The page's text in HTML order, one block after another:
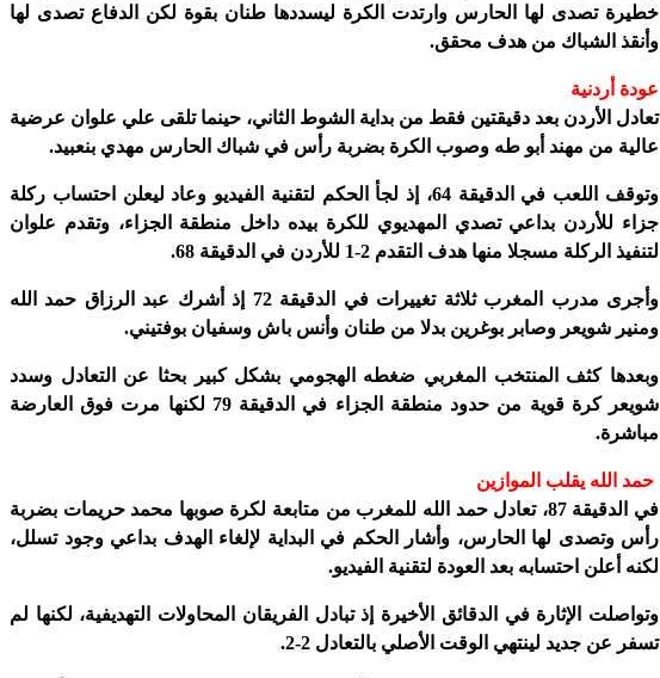
خطيرة تصدى لها الحارس وارتدت الكرة ليسددها طنان بقوة لكن الدفاع تصدى لها
وأنقذ الشباك من هدف محقق.
عودة أردنية
تعادل الأردن بعد دقيقتين فقط من بداية الشوط الثاني، حينما تلقى علي علوان عرضية
عالية من مهند أبو طه وصوب الكرة بضربة رأس في شباك الحارس مهدي بنعبيد.
وتوقف اللعب في الدقيقة 64، إذ لجأ الحكم لتقنية الفيديو وعاد ليعلن احتساب ركلة
جزاء للأردن بداعي تصدي المهديوي للكرة بيده داخل منطقة الجزاء، وتقدم علوان
لتنفيذ الركلة مسجلا منها هدف التقدم 2-1 للأردن في الدقيقة 68.
وأجرى مدرب المغرب ثلاثة تغييرات في الدقيقة 72 إذ أشرك عبد الرزاق حمد الله
ومنير شويعر وصابر بوغرين بدلا من طنان وأنس باش وسفيان بوفتيني.
وبعدها كثف المنتخب المغربي ضغطه الهجومي بشكل كبير بحثا عن التعادل وسدد
شويعر كرة قوية من حدود منطقة الجزاء في الدقيقة 79 لكنها مرت فوق العارضة
مباشرة.
حمد الله يقلب الموازين
في الدقيقة 87، تعادل حمد الله للمغرب من متابعة لكرة صوبها محمد حريمات بضربة
رأس وتصدى لها الحارس، وأشار الحكم في البداية لإلغاء الهدف بداعي وجود تسلل،
لكنه أعلن احتسابه بعد العودة لتقنية الفيديو.
وتواصلت الإثارة في الدقائق الأخيرة إذ تبادل الفريقان المحاولات التهديفية، لكنها لم
تسفر عن جديد لينتهي الوقت الأصلي بالتعادل 2-2.